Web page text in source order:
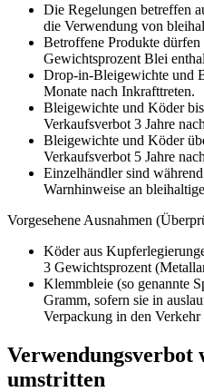
Die Regelungen betreffen
die Verwendung von
Betroffene Produkte
Gewichtsprozent Blei
Drop‑in‑Bleigewichte und
Monate nach Inkrafttreten.
Bleigewichte und Köder
Verkaufsverbot 3 Jahre
Bleigewichte und Köder
Verkaufsverbot 5 Jahre
Einzelhändler sind
Warnhinweise an
Vorgesehene Ausnahmen
Köder aus
3 Gewichtsprozent
Klemmbleie (so genannte
Gramm, sofern sie in
Verpackung in den Verkehr
umstritten